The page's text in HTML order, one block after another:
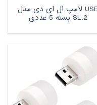
USB لامپ ال ای دی مدل
SL.2 بسته 5 عددی